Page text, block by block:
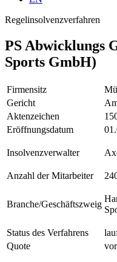
Regelinsolvenzverfahren
PS Abwicklungs
Sports GmbH)
Firmensitz
Gericht
Aktenzeichen
Eröffnungsdatum
Insolvenzverwalter
Anzahl der Mitarbeiter
Branche/Geschäftszweig
Status des Verfahrens
Quote